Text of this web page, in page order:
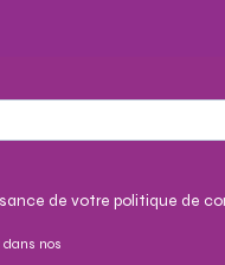
de votre politique de
nos